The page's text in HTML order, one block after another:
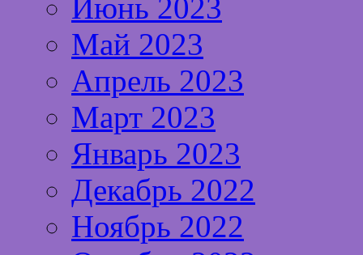
Июнь 2023
Май 2023
Апрель 2023
Март 2023
Январь 2023
Декабрь 2022
Ноябрь 2022